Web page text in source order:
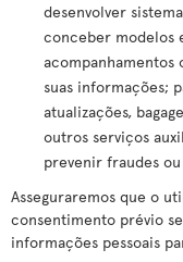
desenvolver
conceber modelos
acompanhamentos
suas informações;
atualizações,
outros serviços
prevenir fraudes
Asseguraremos que o
consentimento prévio
informações pessoais